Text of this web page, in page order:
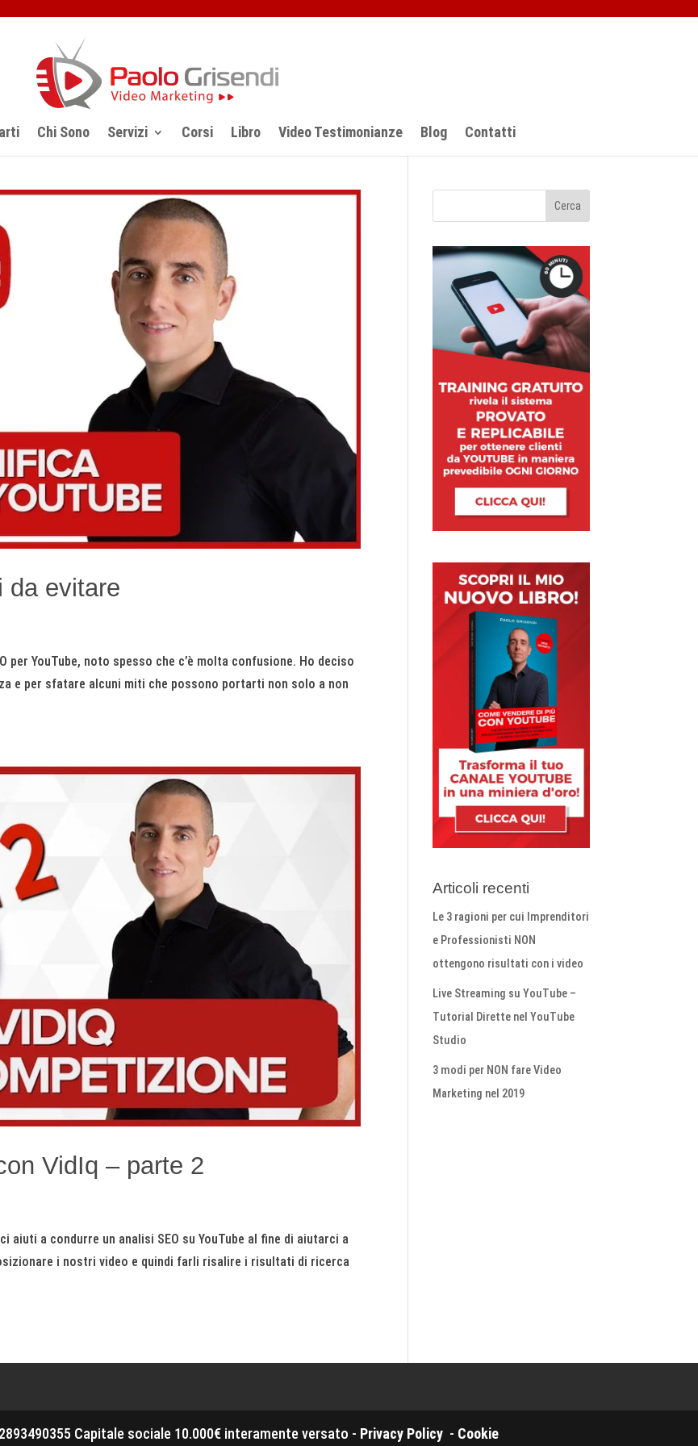
Chi Sono Servizi Corsi Libro Video Testimonianze Blog Contatti
da evitare
per YouTube, noto spesso che c’è molta confusione. Ho deciso
e per sfatare alcuni miti che possono portarti non solo a non
VidIq – parte 2
aiuti a condurre un analisi SEO su YouTube al fine di aiutarci a
i nostri video e quindi farli risalire i risultati di ricerca
Articoli recenti
Le 3 ragioni per cui Imprenditori
e Professionisti NON
ottengono risultati con i video
Live Streaming su YouTube –
Tutorial Dirette nel YouTube
Studio
3 modi per NON fare Video
Marketing nel 2019
Capitale sociale 10.000€ interamente versato - Privacy Policy - Cookie